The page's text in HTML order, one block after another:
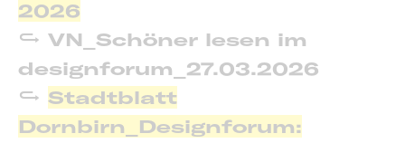
2026
VN_Schöner lesen im
designforum_27.03.2026
Stadtblatt
Dornbirn_Designforum: